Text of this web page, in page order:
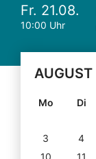
Fr. 21.08.
10:00 Uhr
AUGUST
Mo Di
3
4
10
11